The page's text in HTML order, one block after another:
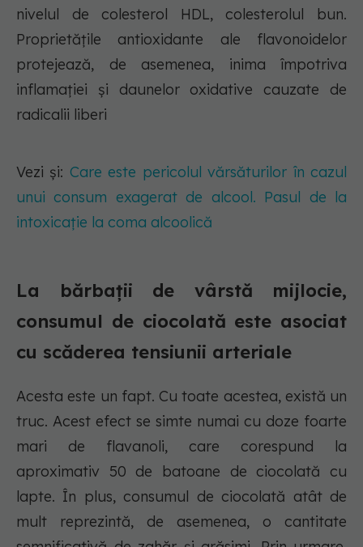
nivelul de colesterol HDL, colesterolul bun.
Proprietățile antioxidante ale flavonoidelor
protejează, de asemenea, inima împotriva
inflamației și daunelor oxidative cauzate de
radicalii liberi
Vezi și: Care este pericolul vărsăturilor în cazul
unui consum exagerat de alcool. Pasul de la
intoxicație la coma alcoolică
La bărbații de vârstă mijlocie,
consumul de ciocolată este asociat
cu scăderea tensiunii arteriale
Acesta este un fapt. Cu toate acestea, există un
truc. Acest efect se simte numai cu doze foarte
mari de flavanoli, care corespund la
aproximativ 50 de batoane de ciocolată cu
lapte. În plus, consumul de ciocolată atât de
mult reprezintă, de asemenea, o cantitate